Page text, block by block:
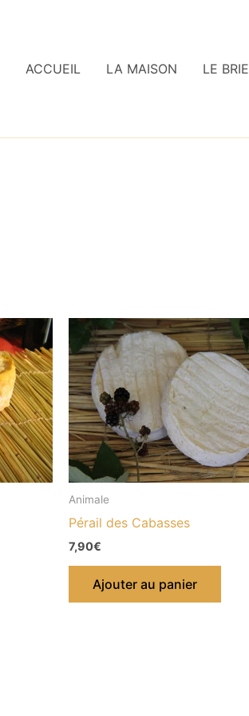
ACCUEIL
LA MAISON LE BRIE
Animale
Pérail des Cabasses
7,90€
Ajouter au panier